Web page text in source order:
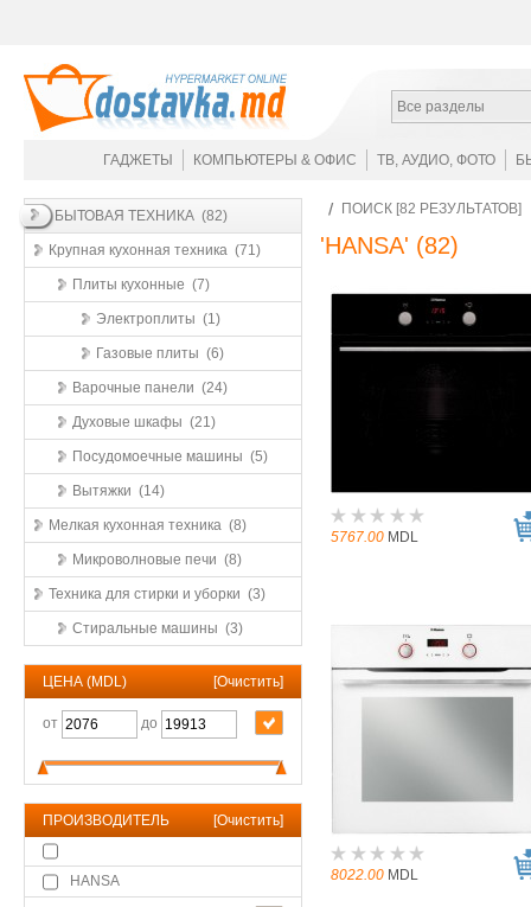
Все разделы
ГАДЖЕТЫ КОМПЬЮТЕРЫ & ОФИС ТВ, АУДИО, ФОТО
БЫТОВАЯ ТЕХНИКА (82)
Крупная кухонная техника (71)
Плиты кухонные (7)
Электроплиты (1)
Газовые плиты (6)
Варочные панели (24)
Духовые шкафы (21)
Посудомоечные машины (5)
Вытяжки (14)
Мелкая кухонная техника (8)
Микроволновые печи (8)
Техника для стирки и уборки (3)
Стиральные машины (3)
ЦЕНА (MDL) [Очистить]
от до
ПРОИЗВОДИТЕЛЬ [Очистить]
HANSA
ПОИСК [82 РЕЗУЛЬТАТОВ]
'HANSA' (82)
5767.00 MDL
8022.00 MDL